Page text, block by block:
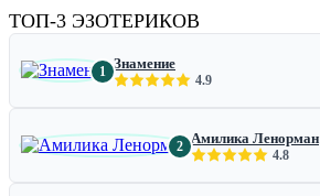
ТОП-3 ЭЗОТЕРИКОВ
1 Знамение
4.9
2 Амилика Ленорман
4.8